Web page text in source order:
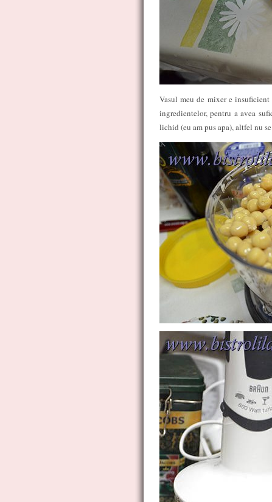
Vasul meu de mixer e
ingredientelor, pentru a avea
lichid (eu am pus apa), altfel nu